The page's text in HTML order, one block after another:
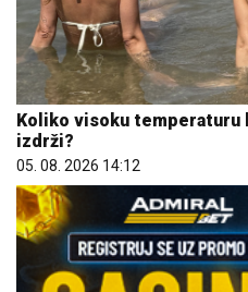
Koliko visoku temperaturu
izdrži?
05. 08. 2026 14:12